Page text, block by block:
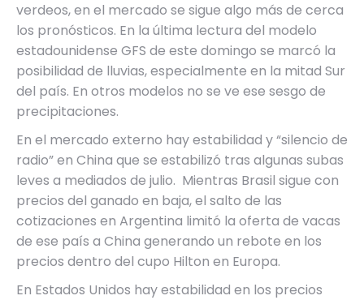
verdeos, en el mercado se sigue algo más de cerca
los pronósticos. En la última lectura del modelo
estadounidense GFS de este domingo se marcó la
posibilidad de lluvias, especialmente en la mitad Sur
del país. En otros modelos no se ve ese sesgo de
precipitaciones.
En el mercado externo hay estabilidad y “silencio de
radio” en China que se estabilizó tras algunas subas
leves a mediados de julio. Mientras Brasil sigue con
precios del ganado en baja, el salto de las
cotizaciones en Argentina limitó la oferta de vacas
de ese país a China generando un rebote en los
precios dentro del cupo Hilton en Europa.
En Estados Unidos hay estabilidad en los precios